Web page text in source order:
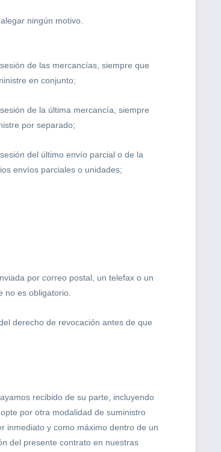
ningún motivo.
de las mercancías, siempre que
en conjunto;
de la última mercancía, siempre
por separado;
del último envío parcial o de la
envíos parciales o unidades;
por correo postal, un telefax o un
no es obligatorio.
derecho de revocación antes de que
recibido de su parte, incluyendo
por otra modalidad de suministro
inmediato y como máximo dentro de un
del presente contrato en nuestras